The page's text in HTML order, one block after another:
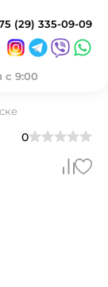
(29) 335-09-09
с 9:00
0